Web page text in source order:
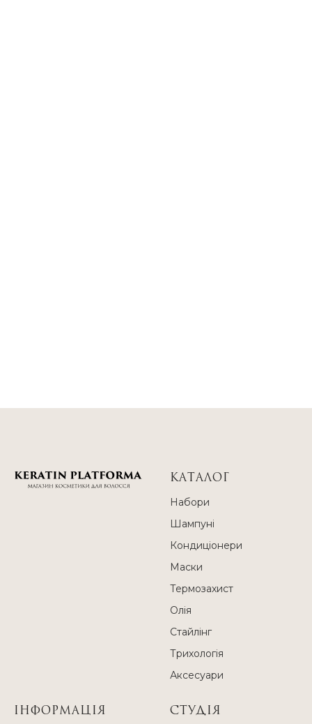
КАТАЛОГ
Набори
Шампуні
Кондиціонери
Маски
Термозахист
Олія
Стайлінг
Трихологія
Аксесуари
ІНФОРМАЦІЯ СТУДІЯ